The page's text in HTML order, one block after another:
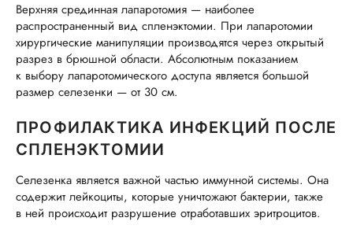
Верхняя срединная лапаротомия — наиболее
распространенный вид спленэктомии. При лапаротомии
хирургические манипуляции производятся через открытый
разрез в брюшной области. Абсолютным показанием
к выбору лапаротомического доступа является большой
размер селезенки — от 30 см.
ПРОФИЛАКТИКА ИНФЕКЦИЙ ПОСЛЕ
СПЛЕНЭКТОМИИ
Селезенка является важной частью иммунной системы. Она
содержит лейкоциты, которые уничтожают бактерии, также
в ней происходит разрушение отработавших эритроцитов.